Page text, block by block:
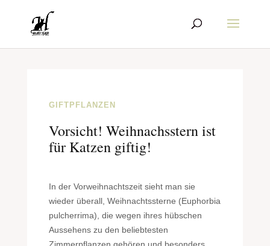
GIFTPFLANZEN
Vorsicht! Weihnachsstern ist
für Katzen giftig!
In der Vorweihnachtszeit sieht man sie
wieder überall, Weihnachtssterne (Euphorbia
pulcherrima), die wegen ihres hübschen
Aussehens zu den beliebtesten